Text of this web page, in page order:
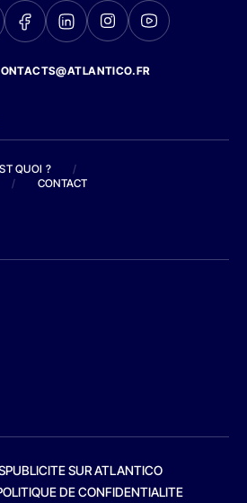
QUOI ?
/
/ CONTACT
PUBLICITE SUR ATLANTICO
DE CONFIDENTIALITE